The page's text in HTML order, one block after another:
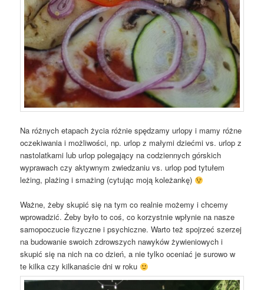
Na różnych etapach życia różnie spędzamy urlopy i mamy różne
oczekiwania i możliwości, np. urlop z małymi dziećmi vs. urlop z
nastolatkami lub urlop polegający na codziennych górskich
wyprawach czy aktywnym zwiedzaniu vs. urlop pod tytułem
leżing, plażing i smażing (cytując moją koleżankę)
Ważne, żeby skupić się na tym co realnie możemy i chcemy
wprowadzić. Żeby było to coś, co korzystnie wpłynie na nasze
samopoczucie fizyczne i psychiczne. Warto też spojrzeć szerzej
na budowanie swoich zdrowszych nawyków żywieniowych i
skupić się na nich na co dzień, a nie tylko oceniać je surowo w
te kilka czy kilkanaście dni w roku